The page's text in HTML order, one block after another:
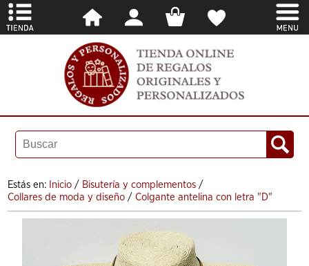
Estás en: Inicio / Bisutería y complementos /
Collares de moda y diseño /Colgante antelina con letra "D"